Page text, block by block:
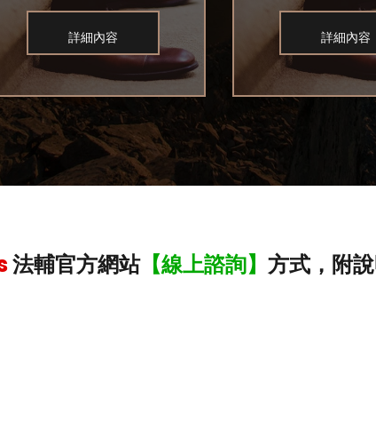
詳細內容 詳細內容
法輔官方網站【線上諮詢】 方式，附說